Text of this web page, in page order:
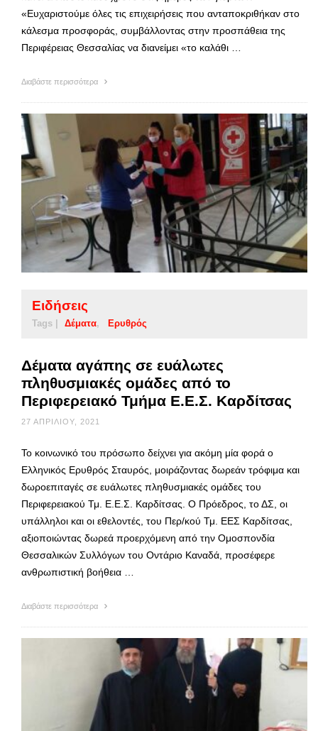
«Ευχαριστούμε όλες τις επιχειρήσεις που ανταποκριθήκαν στο
κάλεσμα προσφοράς, συμβάλλοντας στην προσπάθεια της
Περιφέρειας Θεσσαλίας να διανείμει «το καλάθι …
Διαβάστε περισσότερα
Ειδήσεις
Tags | Δέματα Ερυθρός
Δέματα αγάπης σε ευάλωτες
πληθυσμιακές ομάδες από το
Περιφερειακό Τμήμα Ε.Ε.Σ. Καρδίτσας
27 ΑΠΡΙΛΊΟΥ, 2021
Το κοινωνικό του πρόσωπο δείχνει για ακόμη μία φορά ο
Ελληνικός Ερυθρός Σταυρός, μοιράζοντας δωρεάν τρόφιμα και
δωροεπιταγές σε ευάλωτες πληθυσμιακές ομάδες του
Περιφερειακού Τμ. Ε.Ε.Σ. Καρδίτσας. Ο Πρόεδρος, το ΔΣ, οι
υπάλληλοι και οι εθελοντές, του Περ/κού Τμ. ΕΕΣ Καρδίτσας,
αξιοποιώντας δωρεά προερχόμενη από την Ομοσπονδία
Θεσσαλικών Συλλόγων του Οντάριο Καναδά, προσέφερε
ανθρωπιστική βοήθεια …
Διαβάστε περισσότερα